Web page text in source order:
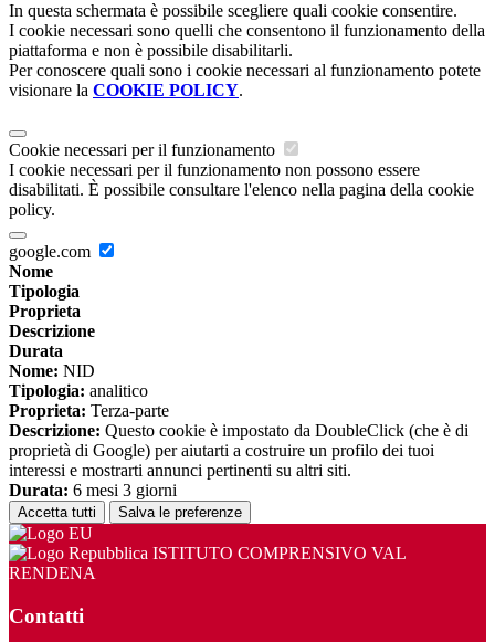
In questa schermata è possibile scegliere quali cookie consentire.
I cookie necessari sono quelli che consentono il funzionamento della
piattaforma e non è possibile disabilitarli.
Per conoscere quali sono i cookie necessari al funzionamento potete
visionare la COOKIE POLICY.
Cookie necessari per il funzionamento
I cookie necessari per il funzionamento non possono essere
disabilitati. È possibile consultare l'elenco nella pagina della cookie
policy.
google.com
Nome
Tipologia
Proprieta
Descrizione
Durata
Nome: NID
Tipologia: analitico
Proprieta: Terza-parte
Descrizione: Questo cookie è impostato da DoubleClick (che è di
proprietà di Google) per aiutarti a costruire un profilo dei tuoi
interessi e mostrarti annunci pertinenti su altri siti.
Durata: 6 mesi 3 giorni
Accetta tutti Salva le preferenze
ISTITUTO COMPRENSIVO VAL
RENDENA
Contatti